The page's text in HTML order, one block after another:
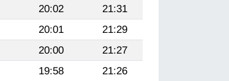
20:02
21:31
20:01
21:29
20:00
21:27
19:58
21:26